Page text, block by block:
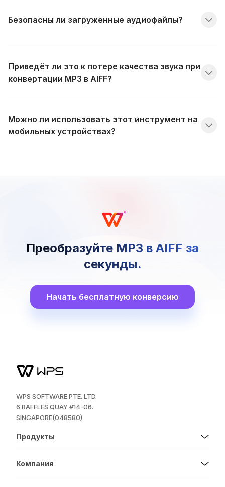
Безопасны ли загруженные аудиофайлы?
Приведёт ли это к потере качества звука при
конвертации MP3 в AIFF?
Можно ли использовать этот инструмент на
мобильных устройствах?
Преобразуйте MP3 в AIFF за
секунды.
Начать бесплатную конверсию
WPS SOFTWARE PTE. LTD.
6 RAFFLES QUAY #14-06.
SINGAPORE(048580)
Продукты
Компания